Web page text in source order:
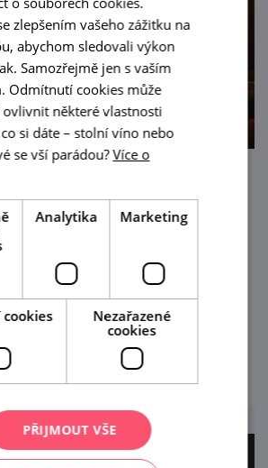
3. 9. — 6. 9. '26
regionálních loutkových
druhu unikátní v České
republice.
prohlédnout
zlepšením vašeho zážitku na
abychom sledovali výkon
Samozřejmě jen s vaším
Odmítnutí cookies může
některé vlastnosti
si dáte – stolní víno nebo
se vší parádou?Více o
Analytika Marketing
Nezařazené
cookies
PŘIJMOUT VŠE